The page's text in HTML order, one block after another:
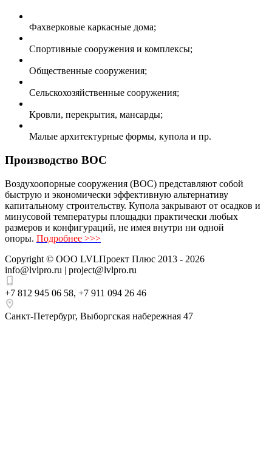
Фахверковые каркасные дома;
Спортивные сооружения и комплексы;
Общественные сооружения;
Сельскохозяйственные сооружения;
Кровли, перекрытия, мансарды;
Малые архитектурные формы, купола и пр.
Производство ВОС
Воздухоопорные сооружения (ВОС) представляют собой
быструю и экономически эффективную альтернативу
капитальному строительству. Купола закрывают от осадков и
минусовой температуры площадки практически любых
размеров и конфигураций, не имея внутри ни одной
опоры. Подробнее >>>
Copyright © ООО LVLПроект Плюс 2013 - 2026
info@lvlpro.ru | project@lvlpro.ru
+7 812 945 06 58, +7 911 094 26 46
Санкт-Петербург, Выборгская набережная 47